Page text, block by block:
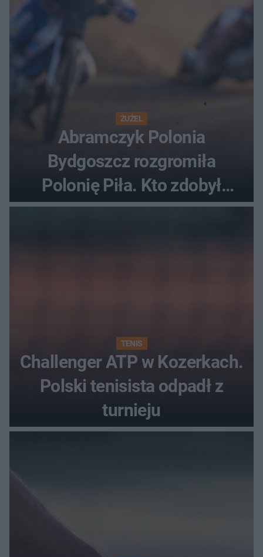
ŻUŻEL
Abramczyk Polonia
Bydgoszcz rozgromiła
Polonię Piła. Kto zdobył
najwięcej punktów?
TENIS
Challenger ATP w Kozerkach.
Polski tenisista odpadł z
turnieju